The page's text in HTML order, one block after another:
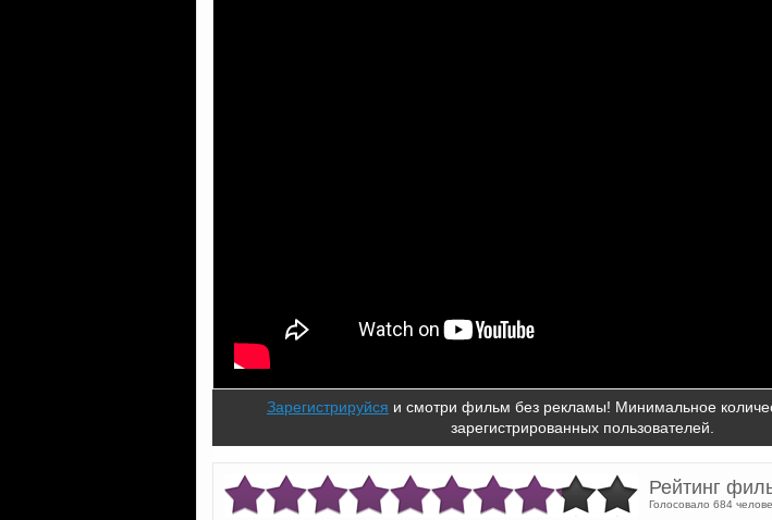
Зарегистрируйся и смотри фильм без рекламы! Минимальное
зарегистрированных пользователей.
Рейтинг
Голосовало 684